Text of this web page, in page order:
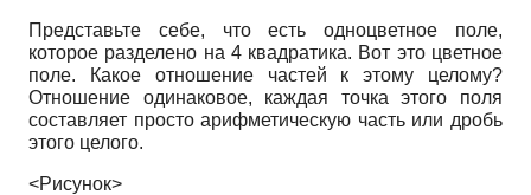
Представьте себе, что есть одноцветное поле,
которое разделено на 4 квадратика. Вот это цветное
поле. Какое отношение частей к этому целому?
Отношение одинаковое, каждая точка этого поля
составляет просто арифметическую часть или дробь
этого целого.
<Рисунок>